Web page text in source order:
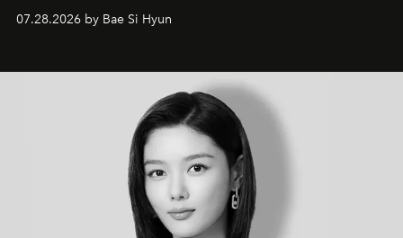
07.28.2026 by Bae Si Hyun